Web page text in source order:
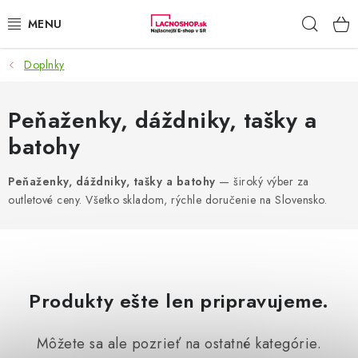
na
NAŠE AKCIE!
NAŠE NOVINKY!
POTRAVINY
DOMÁCNOSŤ
Doplnky
Peňaženky, dáždniky, tašky a
batohy
Peňaženky, dáždniky, tašky a batohy — široký výber za
outletové ceny. Všetko skladom, rýchle doručenie na Slovensko.
Produkty ešte len pripravujeme.
Môžete sa ale pozrieť na ostatné kategórie.